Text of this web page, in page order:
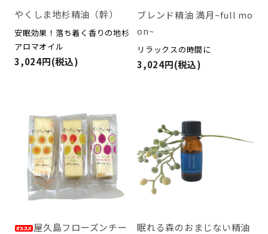
やくしま地杉精油（幹）
安眠効果！落ち着く香りの地杉
アロマオイル
3,024円(税込)
ブレンド精油 満月~full mo
on~
リラックスの時間に
3,024円(税込)
屋久島フローズンチー
眠れる森のおまじない精油